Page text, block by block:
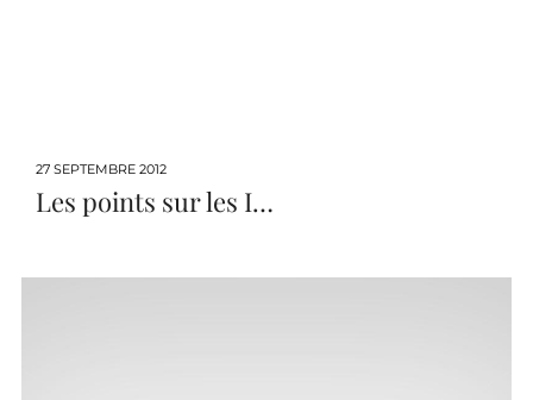
27 SEPTEMBRE 2012
Les points sur les I…